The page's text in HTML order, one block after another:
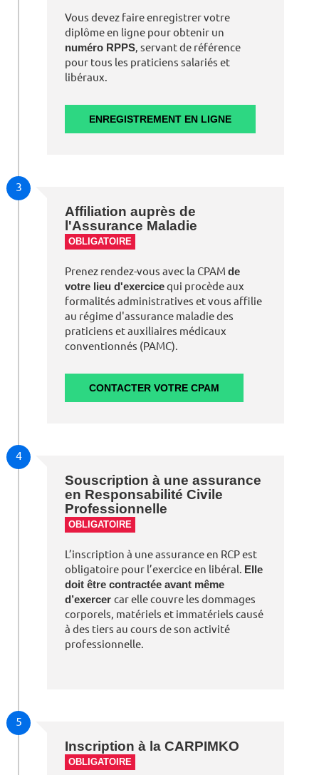
Vous devez faire enregistrer votre
diplôme en ligne pour obtenir un
numéro RPPS, servant de référence
pour tous les praticiens salariés et
libéraux.
ENREGISTREMENT EN LIGNE
3
Affiliation auprès de
l'Assurance Maladie
OBLIGATOIRE
Prenez rendez-vous avec la CPAM de
votre lieu d'exercicequi procède aux
formalités administratives et vous affilie
au régime d'assurance maladie des
praticiens et auxiliaires médicaux
conventionnés (PAMC).
CONTACTER VOTRE CPAM
4
Souscription à une assurance
en Responsabilité Civile
Professionnelle
OBLIGATOIRE
L’inscription à une assurance en RCP est
obligatoire pour l’exercice en libéral. Elle
doit être contractée avant même
d’exercer car elle couvre les dommages
corporels, matériels et immatériels causé
à des tiers au cours de son activité
professionnelle.
5
Inscription à la CARPIMKO
OBLIGATOIRE